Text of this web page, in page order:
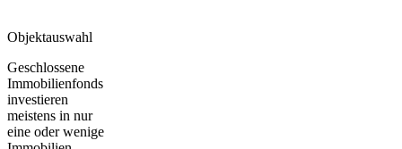
Objektauswahl
Geschlossene
Immobilienfonds
investieren
meistens in nur
eine oder wenige